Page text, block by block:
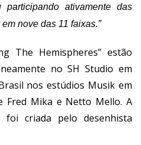
ativamente das
nove das 11 faixas.”
The Hemispheres” estão
no SH Studio em
nos estúdios Musik em
Fred Mika e Netto Mello. A
criada pelo desenhista